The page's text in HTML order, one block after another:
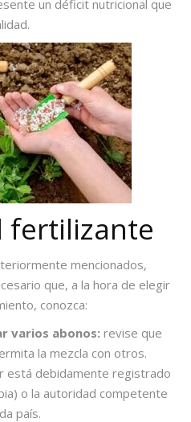
un déficit nutricional que
fertilizante
mencionados,
que, a la hora de elegir
, conozca:
varios abonos: revise que
la mezcla con otros.
está debidamente registrado
o la autoridad competente
país.